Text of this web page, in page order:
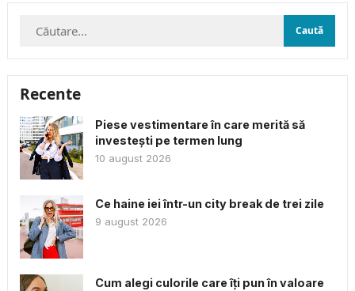
Caută
Recente
Piese vestimentare în care merită să
investești pe termen lung
10 august 2026
Ce haine iei într-un city break de trei zile
9 august 2026
Cum alegi culorile care îți pun în valoare